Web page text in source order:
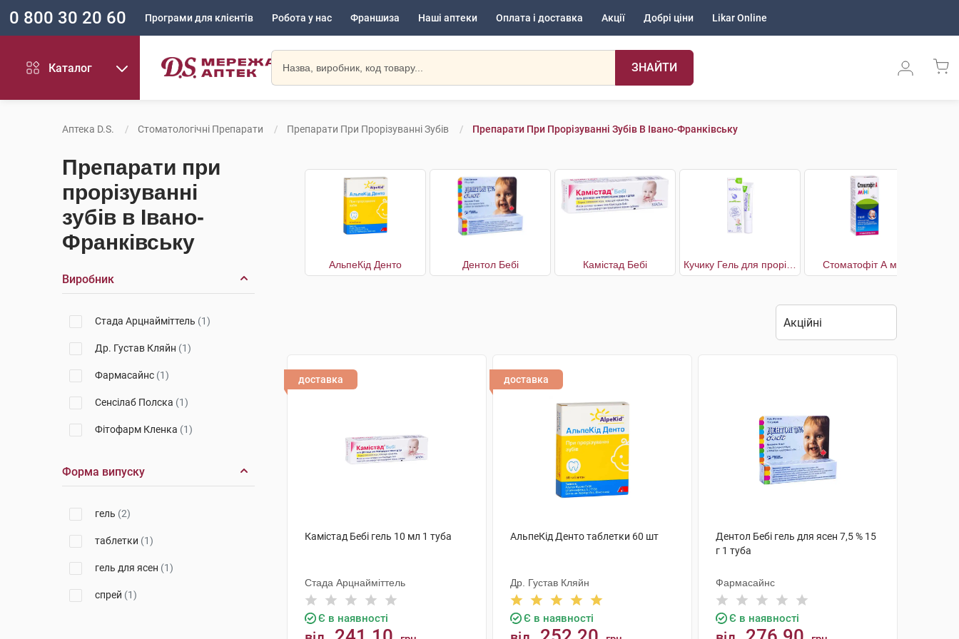
0 800 30 20 60 Програми для клієнтів Робота у нас Франшиза Наші аптеки Оплата і доставка Акції Добрі ціни Likar Online
Каталог ЗНАЙТИ
Аптека D.S. Стоматологічні Препарати Препарати При Прорізуванні Зубів Препарати При Прорізуванні Зубів В Івано-Франківську
Препарати при
прорізуванні
зубів в Івано-
Франківську
Виробник
Стада Арцнайміттель (1)
Др. Густав Кляйн (1)
Фармасайнс (1)
Сенсілаб Полска (1)
Фітофарм Кленка (1)
Форма випуску
гель (2)
таблетки (1)
гель для ясен (1)
спрей (1)
АльпеКід Денто Дентол Бебі Камістад Бебі Стоматофіт А міні
доставка
Камістад Бебі гель 10 мл 1 туба
Стада Арцнайміттель
Є в наявності
доставка
АльпеКід Денто таблетки 60 шт
Др. Густав Кляйн
Є в наявності
Дентол Бебі гель для ясен 7,5 % 15
г 1 туба
Фармасайнс
Є в наявності